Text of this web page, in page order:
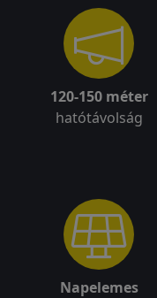
Kapcsolatfelvétel
120-150 méter
hatótávolság
Napelemes